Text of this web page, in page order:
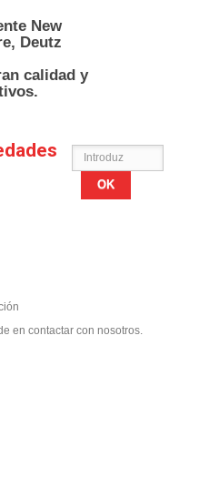
New
Deutz
calidad y
OK
en contactar con nosotros.